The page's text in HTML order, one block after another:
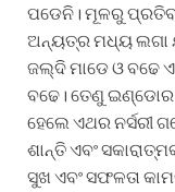
ପଡେନି। ମୂଳରୁ
ଅନ୍ୟତ୍ର ମଧ୍ୟ ଲଗା
ଜଲ୍ଦି ମାଡେ ଓ ବଢେ
ବଢେ। ତେଣୁ ଇଣ୍ଡୋର
ହେଲେ ଏଥର ନର୍ସରୀ
ଶାନ୍ତି ଏବଂ
ସୁଖ ଏବଂ ସଫଳତା